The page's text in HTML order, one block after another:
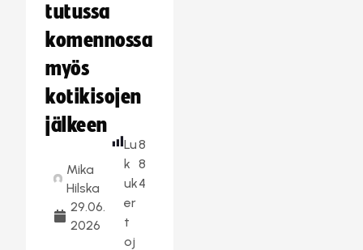
tutussa
komennossa
myös
kotikisojen
jälkeen
Mika
Hilska
29.06.
2026
Lu
k
uk
er
t
oj
8
8
4